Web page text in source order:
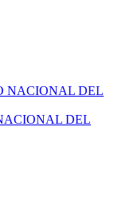
DEL